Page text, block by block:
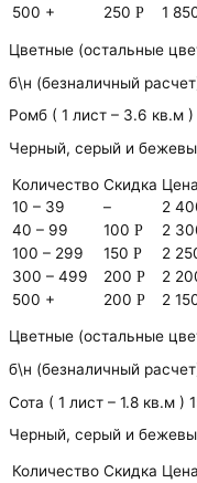
500 + 250 Р 1
Цветные (остальные
б\н (безналичный
Ромб ( 1 лист – 3.6 кв.м
Черный, серый и
Количество Скидка
10 – 39
– 2
40 – 99 100 Р 2
100 – 299 150 Р 2
300 – 499 200 Р 2
500 + 200 Р 2
Цветные (остальные
б\н (безналичный
Сота ( 1 лист – 1.8 кв.м )
Черный, серый и
Количество Скидка